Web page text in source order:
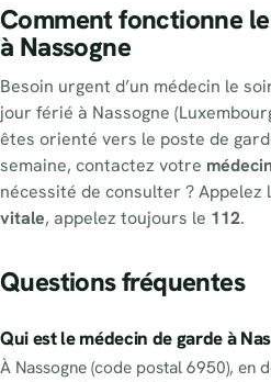
Comment fonctionne
à Nassogne
Besoin urgent d’un médecin le
jour férié à Nassogne
êtes orienté vers le poste de
semaine, contactez votre
nécessité de consulter ? Appelez
vitale, appelez toujours le 112.
Questions fréquentes
Qui est le médecin de garde à
À Nassogne (code postal 6950), en